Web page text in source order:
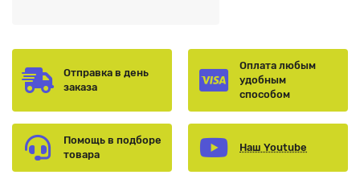
Отправка в день
заказа
Оплата любым
удобным
способом
Помощь в подборе
товара
Наш Youtube